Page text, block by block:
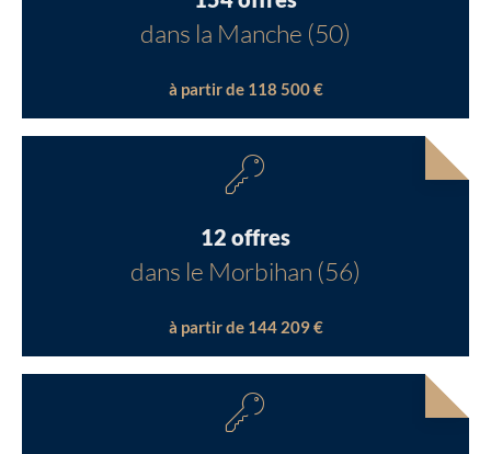
dans la Manche (50)
à partir de 118 500 €
12 offres
dans le Morbihan (56)
à partir de 144 209 €